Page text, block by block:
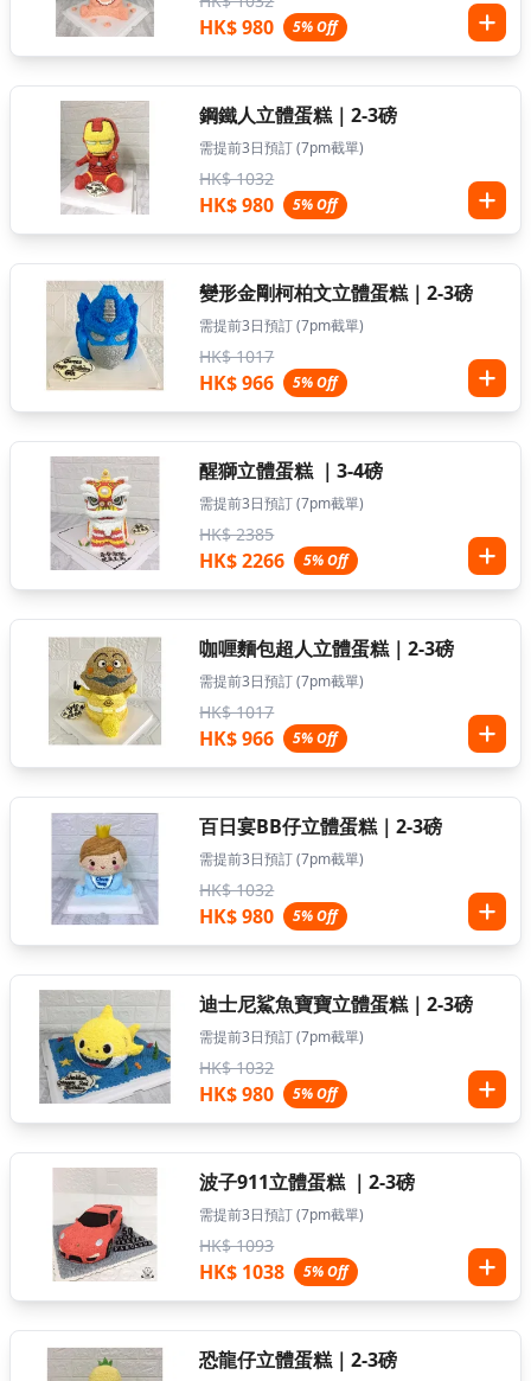
HK$ 980 5% Off
鋼鐵人立體蛋糕｜2-3磅
需提前3日預訂 (7pm截單)
HK$ 1032
HK$ 980 5% Off
變形金剛柯柏文立體蛋糕｜2-3磅
需提前3日預訂 (7pm截單)
HK$ 1017
HK$ 966 5% Off
醒獅立體蛋糕 ｜3-4磅
需提前3日預訂 (7pm截單)
HK$ 2385
HK$ 2266 5% Off
咖喱麵包超人立體蛋糕｜2-3磅
需提前3日預訂 (7pm截單)
HK$ 1017
HK$ 966 5% Off
百日宴BB仔立體蛋糕｜2-3磅
需提前3日預訂 (7pm截單)
HK$ 1032
HK$ 980 5% Off
迪士尼鯊魚寶寶立體蛋糕｜2-3磅
需提前3日預訂 (7pm截單)
HK$ 1032
HK$ 980 5% Off
波子911立體蛋糕 ｜2-3磅
需提前3日預訂 (7pm截單)
HK$ 1093
HK$ 1038 5% Off
恐龍仔立體蛋糕｜2-3磅